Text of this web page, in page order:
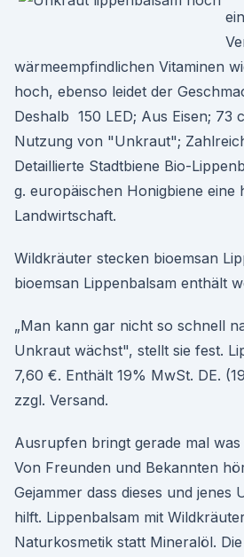
wärmeempfindlichen Vitaminen
hoch, ebenso leidet der
Deshalb 150 LED; Aus Eisen; 73
Nutzung von "Unkraut";
Detaillierte Stadtbiene Bio-​
g. europäischen Honigbiene eine
Landwirtschaft.
Wildkräuter stecken bioemsan
bioemsan Lippenbalsam enthält
„Man kann gar nicht so schnell
Unkraut wächst", stellt sie fest.
7,60 €. Enthält 19% MwSt. DE.
zzgl. Versand.
Ausrupfen bringt gerade mal
Von Freunden und Bekannten
Gejammer dass dieses und jenes
hilft. Lippenbalsam mit
Naturkosmetik statt Mineralöl.